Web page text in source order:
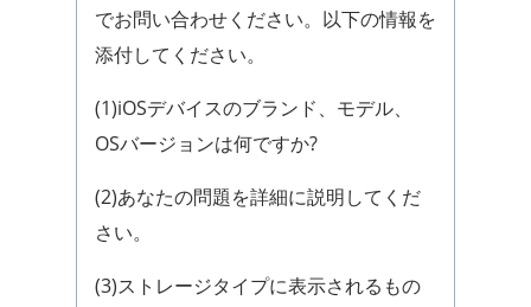
でお問い合わせください。以下の情報を
添付してください。
(1)iOSデバイスのブランド、モデル、
OSバージョンは何ですか?
(2)あなたの問題を詳細に説明してくだ
さい。
(3)ストレージタイプに表示されるもの